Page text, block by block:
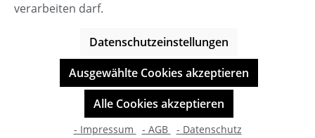
Informationen
© BOOTBAY-n-others
Alle Preise inkl. gesetzl. Mehrwertsteuer zzgl.
Versandkosten
Shop-Entwicklung durchcookie.design
verarbeiten darf.
Datenschutzeinstellungen
Ausgewählte Cookies akzeptieren
Alle Cookies akzeptieren
- Impressum - AGB - Datenschutz